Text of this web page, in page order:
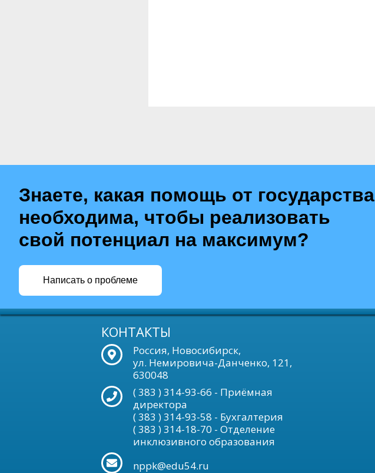
Знаете, какая помощь от государства
необходима, чтобы реализовать
свой потенциал на максимум?
Написать о проблеме
КОНТАКТЫ
Россия, Новосибирск,
ул. Немировича-Данченко, 121,
630048
( 383 ) 314-93-66 - Приёмная
директора
( 383 ) 314-93-58 - Бухгалтерия
( 383 ) 314-18-70 - Отделение
инклюзивного образования
nppk@edu54.ru